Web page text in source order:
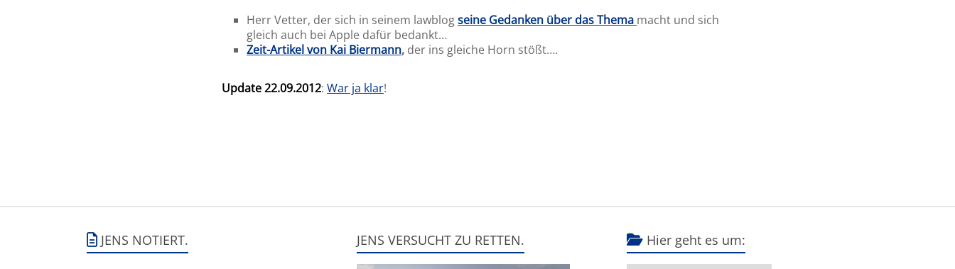
Herr Vetter, der sich in seinem lawblogseine Gedanken über das Thema macht und sich
gleich auch bei Apple dafür bedankt…
Zeit-Artikel von Kai Biermann, der ins gleiche Horn stößt….
Update 22.09.2012: War ja klar!
JENS NOTIERT. JENS VERSUCHT ZU RETTEN. Hier geht es um: